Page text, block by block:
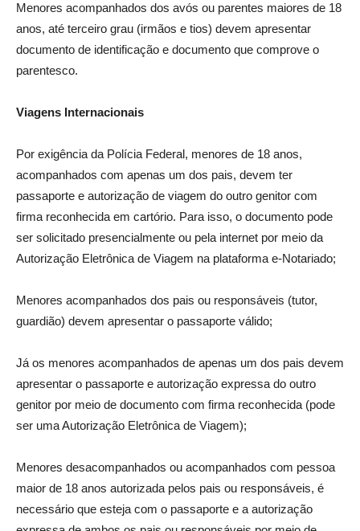
Menores acompanhados dos avós ou parentes maiores de 18
anos, até terceiro grau (irmãos e tios) devem apresentar
documento de identificação e documento que comprove o
parentesco.
Viagens Internacionais
Por exigência da Polícia Federal, menores de 18 anos,
acompanhados com apenas um dos pais, devem ter
passaporte e autorização de viagem do outro genitor com
firma reconhecida em cartório. Para isso, o documento pode
ser solicitado presencialmente ou pela internet por meio da
Autorização Eletrônica de Viagem na plataforma e-Notariado;
Menores acompanhados dos pais ou responsáveis (tutor,
guardião) devem apresentar o passaporte válido;
Já os menores acompanhados de apenas um dos pais devem
apresentar o passaporte e autorização expressa do outro
genitor por meio de documento com firma reconhecida (pode
ser uma Autorização Eletrônica de Viagem);
Menores desacompanhados ou acompanhados com pessoa
maior de 18 anos autorizada pelos pais ou responsáveis, é
necessário que esteja com o passaporte e a autorização